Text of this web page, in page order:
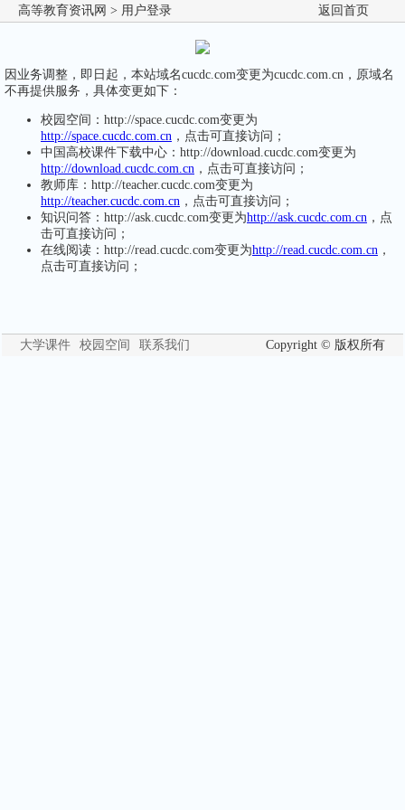
高等教育资讯网 > 用户登录 返回首页
因业务调整，即日起，本站域名cucdc.com变更为cucdc.com.cn，原域名
不再提供服务，具体变更如下：
校园空间：http://space.cucdc.com变更为
http://space.cucdc.com.cn ，点击可直接访问；
中国高校课件下载中心：http://download.cucdc.com变更为
http://download.cucdc.com.cn ，点击可直接访问；
教师库：http://teacher.cucdc.com变更为
http://teacher.cucdc.com.cn ，点击可直接访问；
知识问答：http://ask.cucdc.com变更为http://ask.cucdc.com.cn ，点
击可直接访问；
在线阅读：http://read.cucdc.com变更为http://read.cucdc.com.cn ，
点击可直接访问；
大学课件 校园空间 联系我们 Copyright © 版权所有